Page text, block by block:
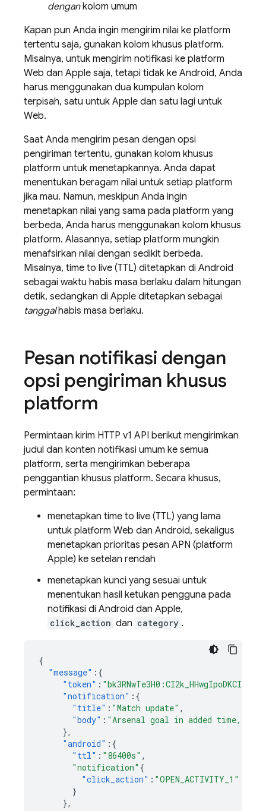
dengankolom umum
Kapan pun Anda ingin mengirim nilai ke platform
tertentu saja, gunakan kolom khusus platform.
Misalnya, untuk mengirim notifikasi ke platform
Web dan Apple saja, tetapi tidak ke Android, Anda
harus menggunakan dua kumpulan kolom
terpisah, satu untuk Apple dan satu lagi untuk
Web.
Saat Anda mengirim pesan dengan opsi
pengiriman tertentu, gunakan kolom khusus
platform untuk menetapkannya. Anda dapat
menentukan beragam nilai untuk setiap platform
jika mau. Namun, meskipun Anda ingin
menetapkan nilai yang sama pada platform yang
berbeda, Anda harus menggunakan kolom khusus
platform. Alasannya, setiap platform mungkin
menafsirkan nilai dengan sedikit berbeda.
Misalnya, time to live (TTL) ditetapkan di Android
sebagai waktu habis masa berlaku dalam hitungan
detik, sedangkan di Apple ditetapkan sebagai
tanggalhabis masa berlaku.
Pesan notifikasi dengan
opsi pengiriman khusus
platform
Permintaan kirim HTTP v1 API berikut mengirimkan
judul dan konten notifikasi umum ke semua
platform, serta mengirimkan beberapa
penggantian khusus platform. Secara khusus,
permintaan:
menetapkan time to live (TTL) yang lama
untuk platform Web dan Android, sekaligus
menetapkan prioritas pesan APN (platform
Apple) ke setelan rendah
menetapkan kunci yang sesuai untuk
menentukan hasil ketukan pengguna pada
notifikasi di Android dan Apple,
click_action dan category .
{
"message" :{
"token" :
"notification" :{
"title" : "Match update" ,
"body" : "Arsenal goal in added time,
},
"android" :{
"ttl" : "86400s" ,
"notification" {
"click_action" : "OPEN_ACTIVITY_1"
}
},